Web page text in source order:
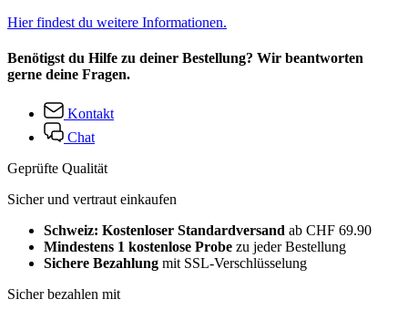
Hier findest du weitere Informationen.
Benötigst du Hilfe zu deiner Bestellung? Wir beantworten
gerne deine Fragen.
Kontakt
Chat
Geprüfte Qualität
Sicher und vertraut einkaufen
Schweiz: Kostenloser Standardversand ab CHF 69.90
Mindestens 1 kostenlose Probe zu jeder Bestellung
Sichere Bezahlung mit SSL-Verschlüsselung
Sicher bezahlen mit